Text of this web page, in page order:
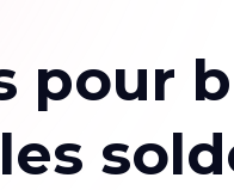
pour